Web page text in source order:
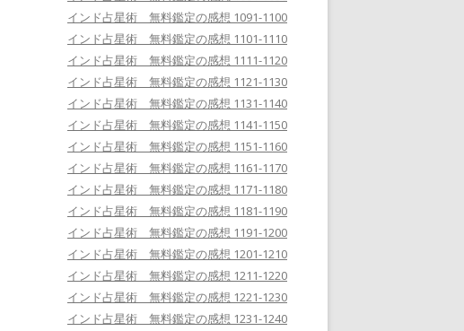
インド占星術 無料鑑定の感想 1091-1100
インド占星術 無料鑑定の感想 1101-1110
インド占星術 無料鑑定の感想 1111-1120
インド占星術 無料鑑定の感想 1121-1130
インド占星術 無料鑑定の感想 1131-1140
インド占星術 無料鑑定の感想 1141-1150
インド占星術 無料鑑定の感想 1151-1160
インド占星術 無料鑑定の感想 1161-1170
インド占星術 無料鑑定の感想 1171-1180
インド占星術 無料鑑定の感想 1181-1190
インド占星術 無料鑑定の感想 1191-1200
インド占星術 無料鑑定の感想 1201-1210
インド占星術 無料鑑定の感想 1211-1220
インド占星術 無料鑑定の感想 1221-1230
インド占星術 無料鑑定の感想 1231-1240